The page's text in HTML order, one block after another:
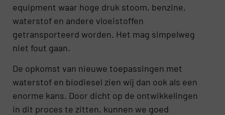
equipment waar hoge druk stoom, benzine,
waterstof en andere vloeistoffen
getransporteerd worden. Het mag simpelweg
niet fout gaan.
De opkomst van nieuwe toepassingen met
waterstof en biodiesel zien wij dan ook als een
enorme kans. Door dicht op de ontwikkelingen
in dit proces te zitten, kunnen we goed